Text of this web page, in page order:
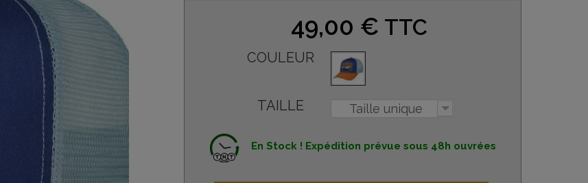
49,00 € TTC
COULEUR
TAILLE Taille unique
En Stock ! Expédition prévue sous 48h ouvrées